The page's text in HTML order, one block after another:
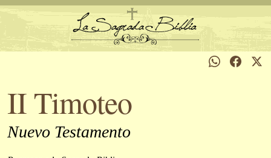
II Timoteo
Nuevo Testamento